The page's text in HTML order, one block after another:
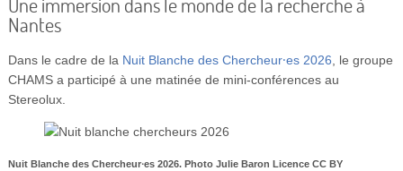
Nantes
Dans le cadre de la Nuit Blanche des Chercheur⸱es 2026, le groupe
CHAMS a participé à une matinée de mini-conférences au
Stereolux.
Nuit Blanche des Chercheur⸱es2026. Photo Julie Baron Licence CC BY